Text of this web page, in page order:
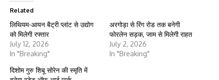
Related
लिथियम-आयन बैट्री प्लांट से उद्योग
को मिलेगी रफ्तार
July 12, 2026
In "Breaking"
अरगोड़ा से रिंग रोड तक बनेगी
फोरलेन सड़क, जाम से मिलेगी राहत
July 2, 2026
In "Breaking"
दिशोम गुरु शिबू सोरेन की स्मृति में